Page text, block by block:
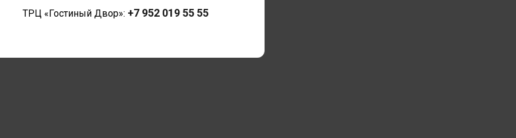
ТРЦ «Гостиный Двор»: +7 952 019 55 55